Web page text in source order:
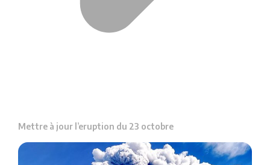
Mettre à jour l’eruption du 23 octobre